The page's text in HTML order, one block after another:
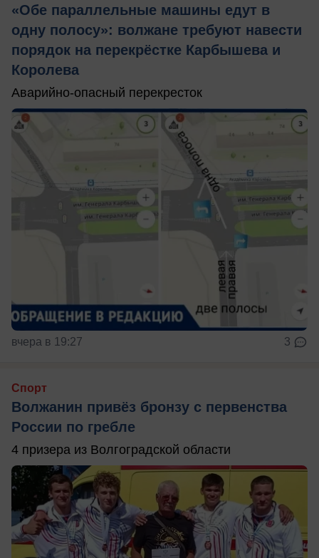
«Обе параллельные машины едут в
одну полосу»: волжане требуют навести
порядок на перекрёстке Карбышева и
Королева
Аварийно-опасный перекресток
вчера в 19:27 3
Спорт
Волжанин привёз бронзу с первенства
России по гребле
4 призера из Волгоградской области